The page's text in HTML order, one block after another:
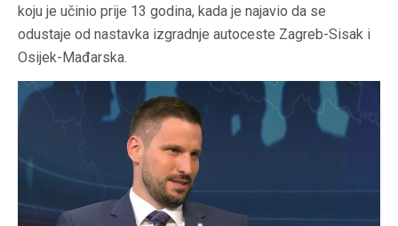
koju je učinio prije 13 godina, kada je najavio da se
odustaje od nastavka izgradnje autoceste Zagreb-Sisak i
Osijek-Mađarska.